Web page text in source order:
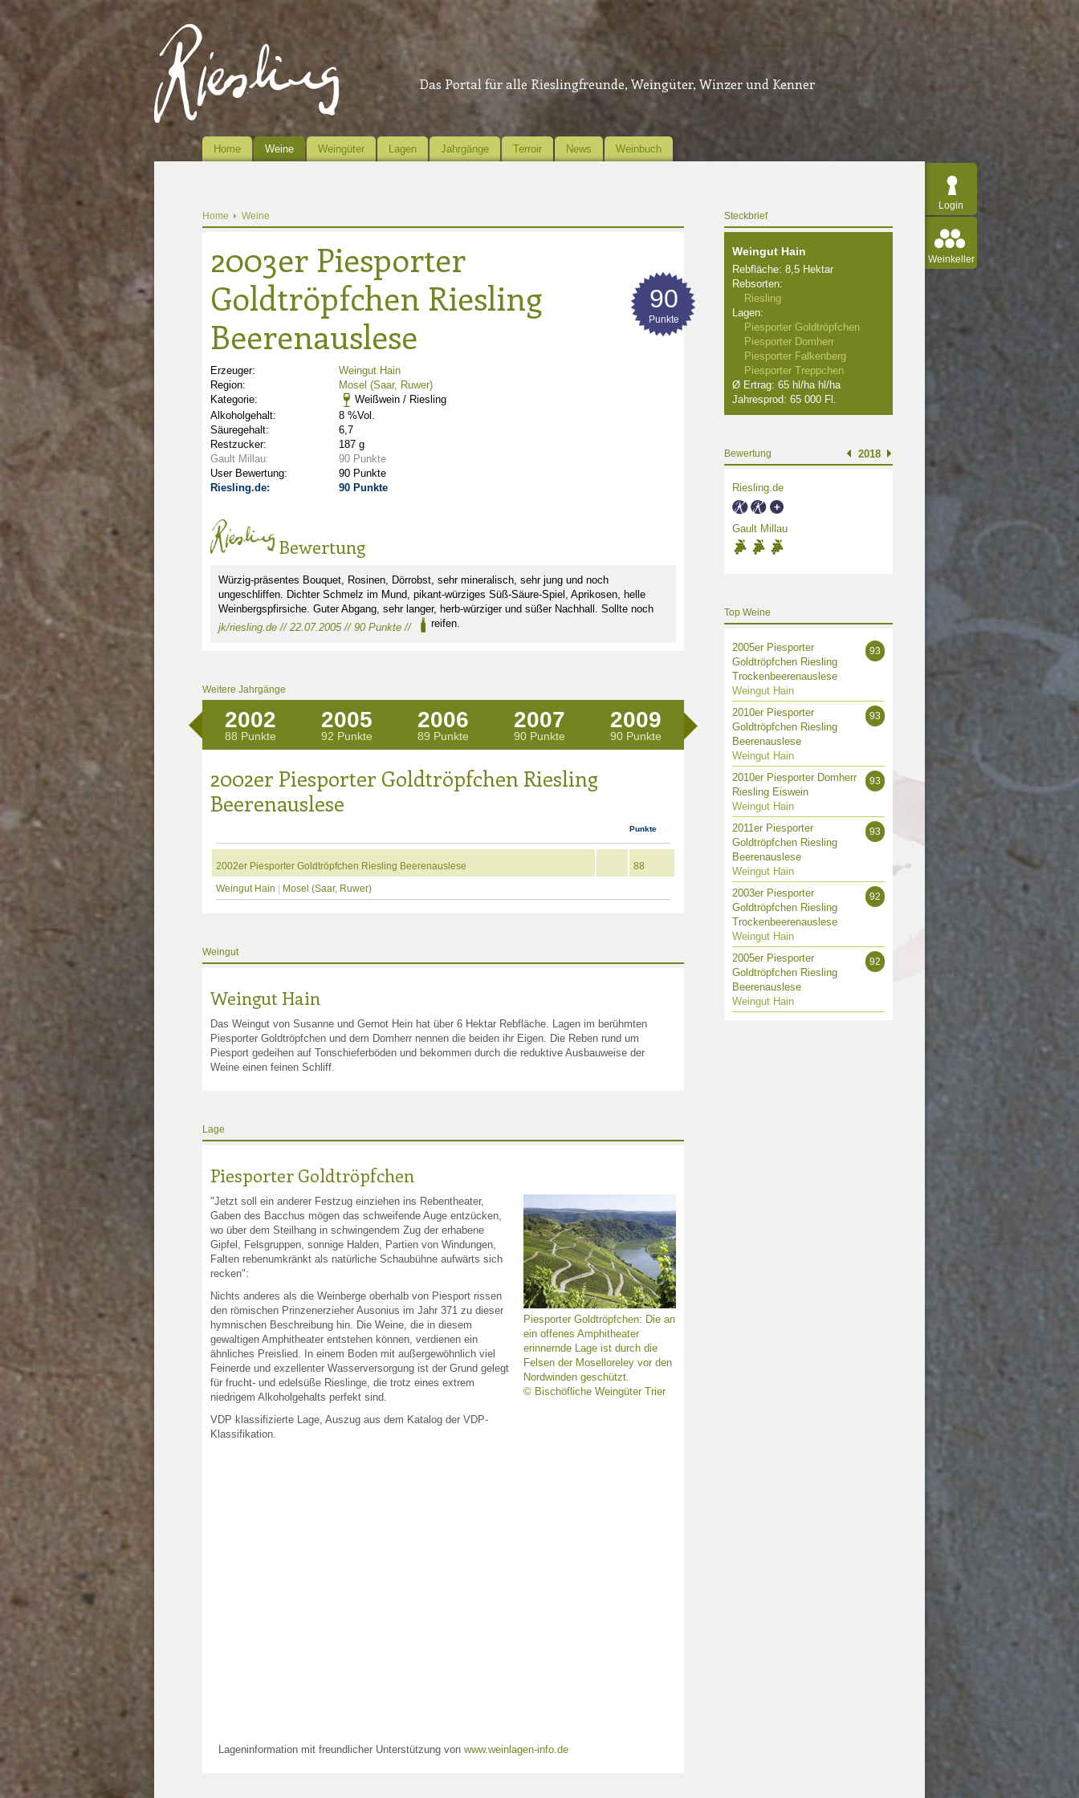
Das Portal für alle Rieslingfreunde, Weingüter, Winzer und Kenner
Home Weine Weingüter Lagen Jahrgänge Terroir News Weinbuch
Login
Weinkeller
Home Weine
2003er Piesporter
Goldtröpfchen Riesling
Beerenauslese
Erzeuger:
Weingut Hain
Region:
Mosel (Saar, Ruwer)
Kategorie:
Weißwein / Riesling
Alkoholgehalt:
8 %Vol.
Säuregehalt:
6,7
Restzucker:
187 g
Gault Millau:
90 Punkte
User Bewertung:
90 Punkte
Riesling.de:
90 Punkte
90
Punkte
Bewertung
Würzig-präsentes Bouquet, Rosinen, Dörrobst, sehr mineralisch, sehr jung und noch
ungeschliffen. Dichter Schmelz im Mund, pikant-würziges Süß-Säure-Spiel, Aprikosen, helle
Weinbergspfirsiche. Guter Abgang, sehr langer, herb-würziger und süßer Nachhall. Sollte noch
reifen.
jk/riesling.de // 22.07.2005 // 90 Punkte //
Weitere Jahrgänge
2002
88 Punkte
2005
92 Punkte
2006
89 Punkte
2007
90 Punkte
2009
90 Punkte
2010
93 Punkte
2011
93 Punkte
2002er Piesporter Goldtröpfchen Riesling
Beerenauslese
Punkte
2002er Piesporter Goldtröpfchen Riesling Beerenauslese
88
Weingut Hain
Mosel (Saar, Ruwer)
Weingut
Weingut Hain
Das Weingut von Susanne und Gernot Hein hat über 6 Hektar Rebfläche. Lagen im berühmten
Piesporter Goldtröpfchen und dem Domherr nennen die beiden ihr Eigen. Die Reben rund um
Piesport gedeihen auf Tonschieferböden und bekommen durch die reduktive Ausbauweise der
Weine einen feinen Schliff.
Lage
Piesporter Goldtröpfchen
Piesporter Goldtröpfchen: Die an
ein offenes Amphitheater
erinnernde Lage ist durch die
Felsen der Moselloreley vor den
Nordwinden geschützt.
© Bischöfliche Weingüter Trier
"Jetzt soll ein anderer Festzug einziehen ins Rebentheater,
Gaben des Bacchus mögen das schweifende Auge entzücken,
wo über dem Steilhang in schwingendem Zug der erhabene
Gipfel, Felsgruppen, sonnige Halden, Partien von Windungen,
Falten rebenumkränkt als natürliche Schaubühne aufwärts sich
recken":
Nichts anderes als die Weinberge oberhalb von Piesport rissen
den römischen Prinzenerzieher Ausonius im Jahr 371 zu dieser
hymnischen Beschreibung hin. Die Weine, die in diesem
gewaltigen Amphitheater entstehen können, verdienen ein
ähnliches Preislied. In einem Boden mit außergewöhnlich viel
Feinerde und exzellenter Wasserversorgung ist der Grund gelegt
für frucht- und edelsüße Rieslinge, die trotz eines extrem
niedrigem Alkoholgehalts perfekt sind.
VDP klassifizierte Lage, Auszug aus dem Katalog der VDP-
Klassifikation.
Lageninformation mit freundlicher Unterstützung von www.weinlagen-info.de
Steckbrief
Weingut Hain
Rebfläche: 8,5 Hektar
Rebsorten:
Riesling
Lagen:
Piesporter Goldtröpfchen
Piesporter Domherr
Piesporter Falkenberg
Piesporter Treppchen
Ø Ertrag: 65 hl/ha hl/ha
Jahresprod: 65 000 Fl.
Bewertung 2018
Riesling.de
Gault Millau
Top Weine
93
2005er Piesporter
Goldtröpfchen Riesling
Trockenbeerenauslese
Weingut Hain
93
2010er Piesporter
Goldtröpfchen Riesling
Beerenauslese
Weingut Hain
93
2010er Piesporter Domherr
Riesling Eiswein
Weingut Hain
93
2011er Piesporter
Goldtröpfchen Riesling
Beerenauslese
Weingut Hain
92
2003er Piesporter
Goldtröpfchen Riesling
Trockenbeerenauslese
Weingut Hain
92
2005er Piesporter
Goldtröpfchen Riesling
Beerenauslese
Weingut Hain